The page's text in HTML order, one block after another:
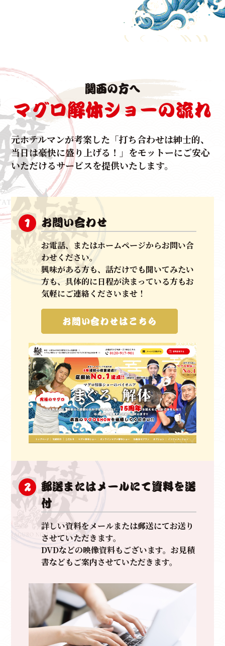
生マグロの水揚げで有数の漁港を誇る本場和歌山よ
生マグロをもっとたくさん知ってもらたい！
法人様の周年行事、ご結婚披露宴、集客イベントな
様々なシチュエーションでご利用いただいておりま
す。
いずれも出席者は前年をオーバーするほど、これまで
に
たくさんのお客様の集客とご利用、反響の
お言葉をいただいて参りました。
元ホテルマンによって企画立案されたマグロ解体ショ
ーは、
きめ細やかで丁寧な応対、スムーズな現場はお客様の
手間を
すべて無くし、ＭＣを同行させ、マグロ入刀式やマグ
クイズ（競りのイメージ）などゲストの皆さまにもご
だける他にはない唯一無二のマグロ解体ショーです。
いわばエンターテイメントに進化させた
パイオニアだと自負しております。
お祝い、集客イベントやパーティーなど、御目出度い
日には、
マグロ解体ショー！と認知、文化を構築できるよ
日々進化を止めることなく、日本全国、世界へと
関西の方へ
マグロ解体ショーの流れ
元ホテルマンが考案した 「打ち合わせは紳士的、
当日は豪快に盛り上げる！」をモットーにご安心
いただけるサービスを提供いたします。
1 お問い合わせ
お電話、またはホームページからお問い合
わせください。
興味がある方も、話だけでも聞いてみたい
方も、具体的に日程が決まっている方もお
気軽にご連絡くださいませ！
お問い合わせはこちら
2
郵送またはメールにて資料を送
付
詳しい資料をメールまたは郵送にてお送り
させていただきます。
DVDなどの映像資料もございます。お見積
書などもご案内させていただきます。